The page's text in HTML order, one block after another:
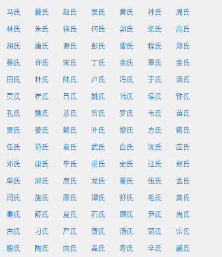
马氏 戴氏 赵氏 吴氏 黄氏 孙氏 周氏
林氏 朱氏 徐氏 何氏 郭氏 梁氏 高氏
胡氏 唐氏 谢氏 彭氏 曹氏 程氏 郑氏
蔡氏 许氏 宋氏 丁氏 余氏 覃氏 金氏
田氏 杜氏 陆氏 卢氏 冯氏 于氏 潘氏
莫氏 崔氏 吕氏 姚氏 韩氏 侯氏 钟氏
孔氏 魏氏 苏氏 曾氏 罗氏 韦氏 苗氏
贾氏 姜氏 赖氏 叶氏 黎氏 方氏 蒋氏
任氏 范氏 袁氏 武氏 白氏 沈氏 庄氏
邓氏 康氏 毕氏 童氏 史氏 汪氏 邢氏
单氏 邱氏 房氏 龙氏 董氏 伍氏 孟氏
闫氏 施氏 廖氏 谭氏 舒氏 毛氏 龚氏
秦氏 薛氏 夏氏 石氏 顾氏 尹氏 尚氏
古氏 刁氏 严氏 贺氏 汤氏 蒲氏 雷氏
殷氏 陶氏 向氏 盖氏 寿氏 辛氏 戚氏